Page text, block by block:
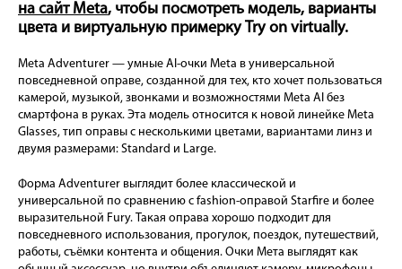
на сайт Meta, чтобы посмотреть модель, варианты
цвета и виртуальную примерку Try on virtually.
Meta Adventurer — умные AI-очки Meta в универсальной
повседневной оправе, созданной для тех, кто хочет пользоваться
камерой, музыкой, звонками и возможностями Meta AI без
смартфона в руках. Эта модель относится к новой линейке Meta
Glasses, тип оправы с несколькими цветами, вариантами линз и
двумя размерами: Standard и Large.
Форма Adventurer выглядит более классической и
универсальной по сравнению с fashion-оправой Starfire и более
выразительной Fury. Такая оправа хорошо подходит для
повседневного использования, прогулок, поездок, путешествий,
работы, съёмки контента и общения. Очки Мета выглядят как